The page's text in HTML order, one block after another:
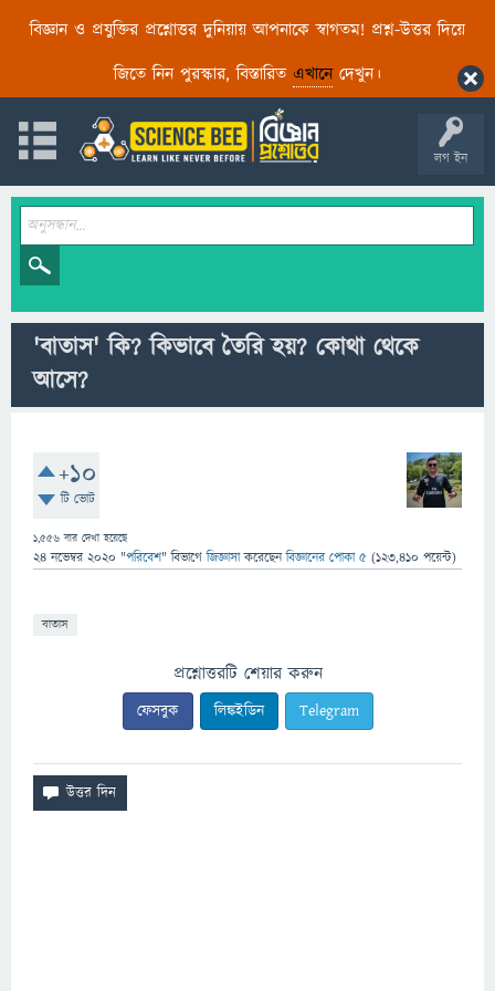
বিজ্ঞান ও প্রযুক্তির প্রশ্নোত্তর দুনিয়ায় আপনাকে স্বাগতম! প্রশ্ন-উত্তর দিয়ে
জিতে নিন পুরস্কার, বিস্তারিত এখানেদেখুন।
লগ ইন
'বাতাস' কি? কিভাবে তৈরি হয়? কোথা থেকে
আসে?
+10
টি ভোট
1,556 বার দেখা হয়েছে
24 নভেম্বর 2020 "পরিবেশ" বিভাগে জিজ্ঞাসাকরেছেনবিজ্ঞানের পোকা ৫ (123,410 পয়েন্ট)
বাতাস
প্রশ্নোত্তরটি শেয়ার করুন
ফেসবুক লিঙ্কইডিন Telegram